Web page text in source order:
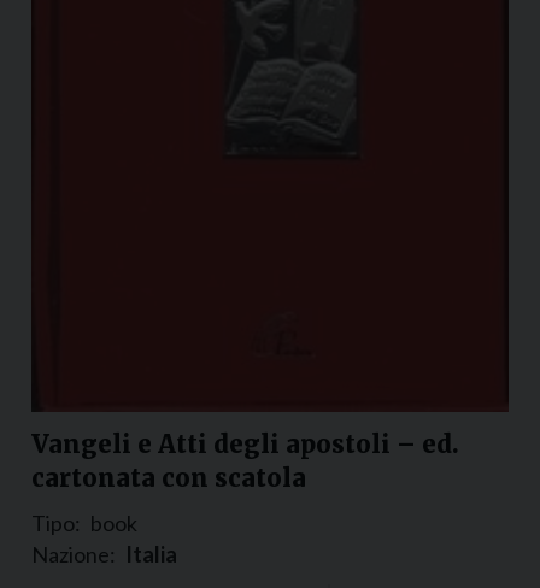
Vangeli e Atti degli apostoli – ed.
cartonata con scatola
Tipo: book
Nazione: Italia